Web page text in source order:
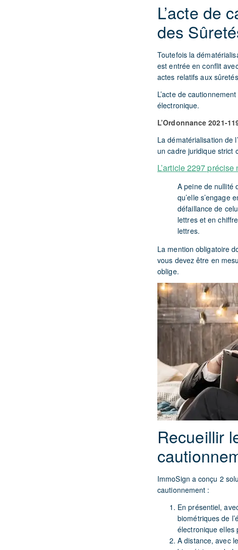
L’acte de
des
Toutefois la
est entrée en conflit
actes relatifs aux
L’acte de
électronique.
L’Ordonnance 2021-
La dématérialisation de
un cadre juridique strict
L’article 2297 précise
A peine de nullité
qu’elle s’engage
défaillance de
lettres et en
lettres.
La mention obligatoire
vous devez être en
oblige.
Recueillir
ImmoSign a conçu 2
cautionnement :
En présentiel,
biométriques de
électronique elles
A distance, avec